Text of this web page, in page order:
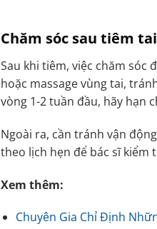
Chăm sóc sau tiêm
Sau khi tiêm, việc chăm sóc
hoặc massage vùng tai,
vòng 1-2 tuần đầu, hãy hạn
Ngoài ra, cần tránh vận
theo lịch hẹn để bác sĩ
Xem thêm:
Chuyên Gia Chỉ Định